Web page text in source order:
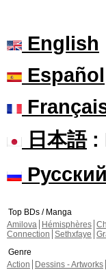
English
Español
日本語:
Русский
Top BDs / Manga
Amilova
Hémisphères
Connection Sethxfaye
Genre
Action
Dessins - Artworks